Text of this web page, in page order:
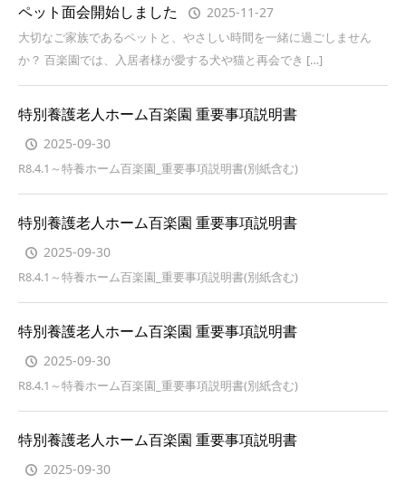
ペット面会開始しました 2025-11-27
大切なご家族であるペットと、やさしい時間を一緒に過ごしません
か？ 百楽園では、入居者様が愛する犬や猫と再会でき […]
特別養護老人ホーム百楽園 重要事項説明書
2025-09-30
R8.4.1～特養ホーム百楽園_重要事項説明書(別紙含む)
特別養護老人ホーム百楽園 重要事項説明書
2025-09-30
R8.4.1～特養ホーム百楽園_重要事項説明書(別紙含む)
特別養護老人ホーム百楽園 重要事項説明書
2025-09-30
R8.4.1～特養ホーム百楽園_重要事項説明書(別紙含む)
特別養護老人ホーム百楽園 重要事項説明書
2025-09-30